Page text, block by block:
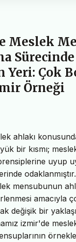
Meslek
Yeri: Çok
Örneği
ahlakı
bir kısmı;
uyup
mensubunun
amacıyla
değişik bir
izmir'de